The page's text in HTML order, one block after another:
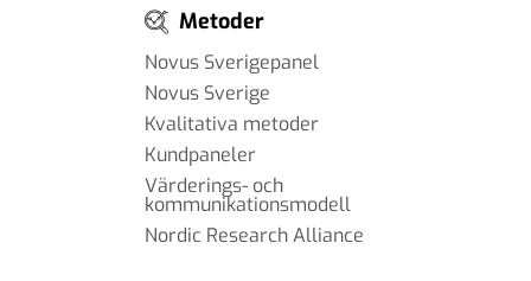
Metoder
Novus Sverigepanel
Novus Sverige
Kvalitativa metoder
Kundpaneler
Värderings- och
kommunikationsmodell
Nordic Research Alliance